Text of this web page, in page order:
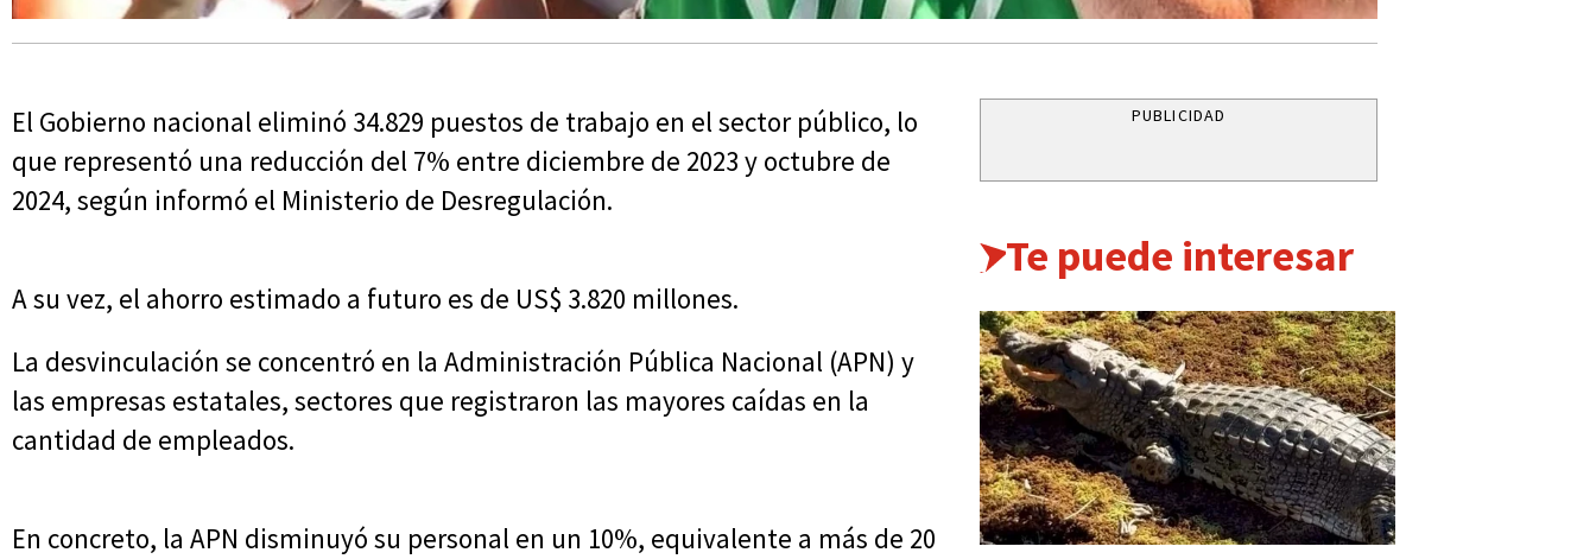
El Gobierno nacional eliminó 34.829 puestos de trabajo en el sector público, lo
que representó una reducción del 7% entre diciembre de 2023 y octubre de
2024, según informó el Ministerio de Desregulación.
A su vez, el ahorro estimado a futuro es de US$ 3.820 millones.
La desvinculación se concentró en la Administración Pública Nacional (APN) y
las empresas estatales, sectores que registraron las mayores caídas en la
cantidad de empleados.
En concreto, la APN disminuyó su personal en un 10%, equivalente a más de 20
PUBLICIDAD
Te puede interesar